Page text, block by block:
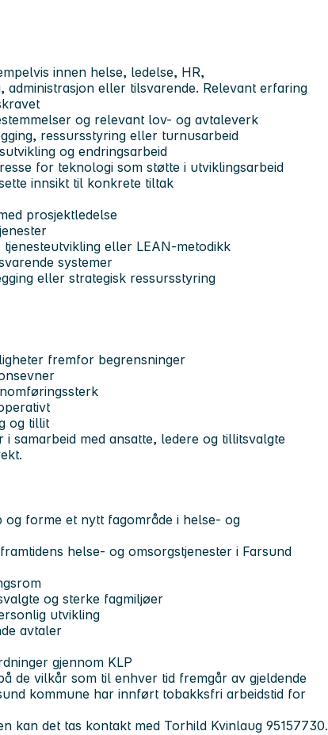
innen helse, ledelse, HR,
administrasjon eller tilsvarende. Relevant erfaring
og relevant lov- og avtaleverk
ressursstyring eller turnusarbeid
og endringsarbeid
for teknologi som støtte i utviklingsarbeid
innsikt til konkrete tiltak
prosjektledelse
eller LEAN-metodikk
systemer
eller strategisk ressursstyring
fremfor begrensninger
og tillit
samarbeid med ansatte, ledere og tillitsvalgte
og forme et nytt fagområde i helse- og
helse- og omsorgstjenester i Farsund
og sterke fagmiljøer
utvikling
avtaler
gjennom KLP
de vilkår som til enhver tid fremgår av gjeldende
kommune har innført tobakksfri arbeidstid for
kan det tas kontakt med Torhild Kvinlaug 95157730.